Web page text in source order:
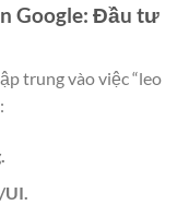
Google: Đầu tư
trung vào việc “leo
UI.